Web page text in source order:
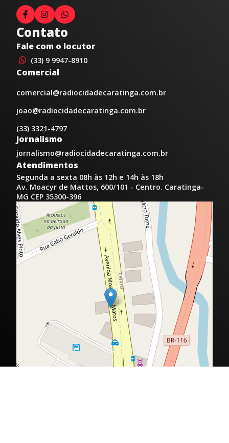
Contato
Fale com o locutor
(33) 9 9947-8910
Comercial
comercial@radiocidadecaratinga.com.br
joao@radiocidadecaratinga.com.br
(33) 3321-4797
Jornalismo
jornalismo@radiocidadecaratinga.com.br
Atendimentos
Segunda a sexta 08h às 12h e 14h às 18h
Av. Moacyr de Mattos, 600/101 - Centro. Caratinga-
MG CEP 35300-396